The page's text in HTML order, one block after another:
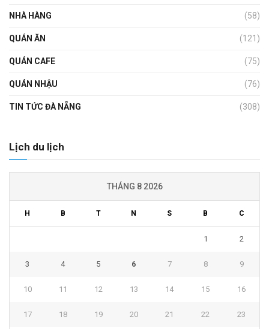
NHÀ HÀNG (58)
QUÁN ĂN (121)
QUÁN CAFE (75)
QUÁN NHẬU (76)
TIN TỨC ĐÀ NẴNG (308)
Lịch du lịch
THÁNG 8 2026
H B T N S B C
1 2
3 4 5 6 7 8 9
10 11 12 13 14 15 16
17 18 19 20 21 22 23